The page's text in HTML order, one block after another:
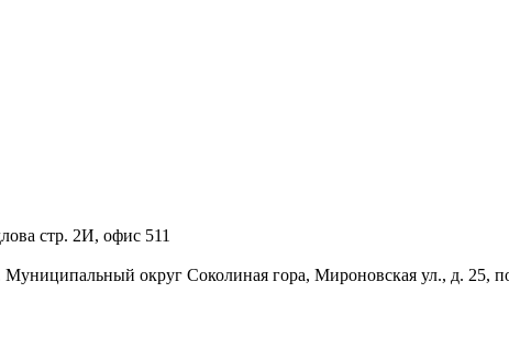
стр. 2И, офис 511
округ Соколиная гора, Мироновская ул., д. 25,